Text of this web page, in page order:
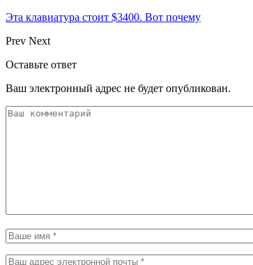
Эта клавиатура стоит $3400. Вот почему
Prev Next
Оставьте ответ
Ваш электронный адрес не будет опубликован.